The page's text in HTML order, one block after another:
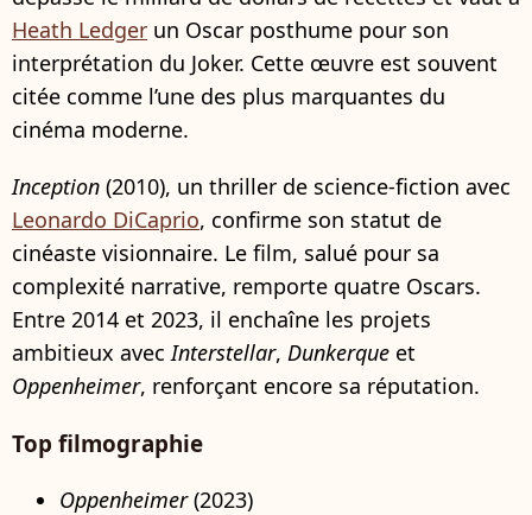
Heath Ledger un Oscar posthume pour son
interprétation du Joker. Cette œuvre est souvent
citée comme l’une des plus marquantes du
cinéma moderne.
Inception (2010), un thriller de science-fiction avec
Leonardo DiCaprio, confirme son statut de
cinéaste visionnaire. Le film, salué pour sa
complexité narrative, remporte quatre Oscars.
Entre 2014 et 2023, il enchaîne les projets
ambitieux avec Interstellar, Dunkerque et
Oppenheimer, renforçant encore sa réputation.
Top filmographie
Oppenheimer(2023)